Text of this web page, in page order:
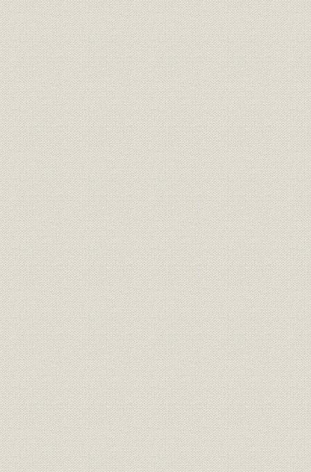
銀行;資金
山陰地方の普通銀行貸付金の推
移
明治31年
(1908年)
銀行;資金
山陰地方の普通銀行担保別貸付
金構成比率
明治36年
銀行;財務・業績
山陰地方の普通銀行収益状況の
推移
明治31年
(1908年)
米;価格 米価の推移
明治元年
(1965年)
銀行;財務・業績 全国普通銀行主要勘定
大正元年
(1929年)
銀行
わが国における各期の普通銀行
異動状況
明治35年
(1945年)
米 山陰地方の米作の推移
明治20年
(1924年)
養蚕 山陰地方の養蚕の推移
明治30年
(1925年)
銀行;財務・業績 島根県内本店銀行の主要勘定 大正3年